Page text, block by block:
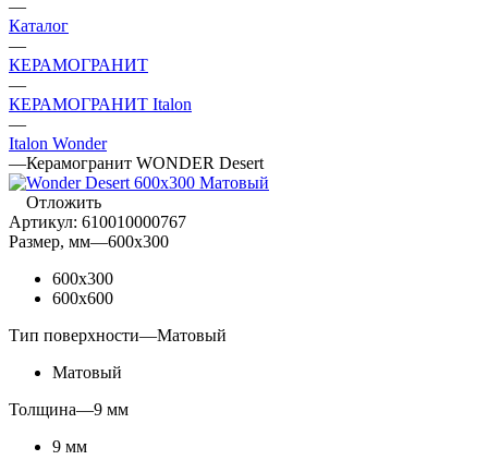
—
Каталог
—
КЕРАМОГРАНИТ
—
КЕРАМОГРАНИТ Italon
—
Italon Wonder
—Керамогранит WONDER Desert
Отложить
Артикул: 610010000767
Размер, мм—600x300
600x300
600x600
Тип поверхности—Матовый
Матовый
Толщина—9 мм
9 мм